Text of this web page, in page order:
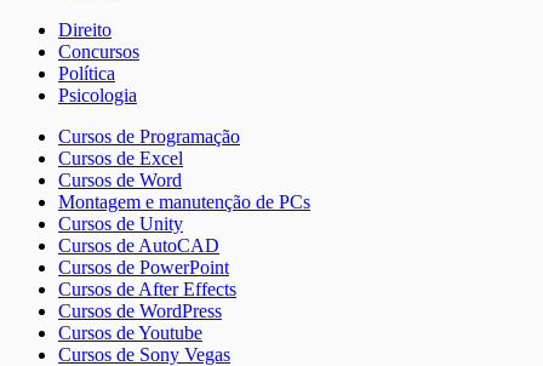
Direito
Concursos
Política
Psicologia
Cursos de Programação
Cursos de Excel
Cursos de Word
Montagem e manutenção de PCs
Cursos de Unity
Cursos de AutoCAD
Cursos de PowerPoint
Cursos de After Effects
Cursos de WordPress
Cursos de Youtube
Cursos de Sony Vegas